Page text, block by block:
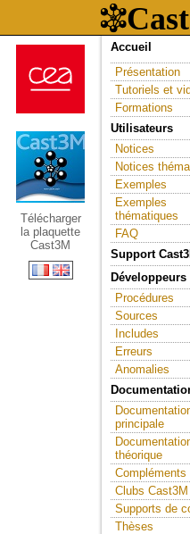
Télécharger
la plaquette
Cast3M
Accueil
Présentation
Tutoriels et
Formations
Utilisateurs
Notices
Notices
Exemples
Exemples
thématiques
FAQ
Support
Développeurs
Procédures
Sources
Includes
Erreurs
Anomalies
principale
théorique
Compléments
Clubs Cast3M
Supports de
Thèses